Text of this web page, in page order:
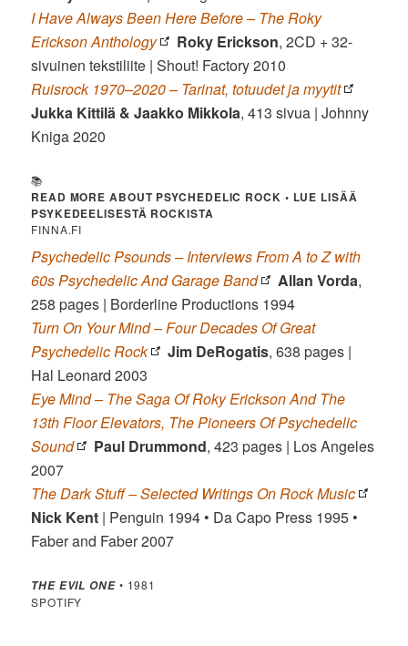
I Have Always Been Here Before – The Roky
Erickson Anthology
Roky Erickson, 2CD + 32-
sivuinen tekstiliite |Shout! Factory 2010
Ruisrock 1970–2020 – Tarinat, totuudet ja myytit
Jukka Kittilä & Jaakko Mikkola, 413 sivua | Johnny
Kniga 2020
📚
READ MORE ABOUT PSYCHEDELIC ROCK • LUE LISÄÄ
PSYKEDEELISESTÄ ROCKISTA
FINNA.FI
Psychedelic Psounds – Interviews From A to Z with
60s Psychedelic And Garage Band
Allan Vorda,
258 pages | Borderline Productions 1994
Turn On Your Mind – Four Decades Of Great
Psychedelic Rock
Jim DeRogatis, 638 pages |
Hal Leonard 2003
Eye Mind – The Saga Of Roky Erickson And The
13th Floor Elevators, The Pioneers Of Psychedelic
Sound
Paul Drummond, 423 pages | Los Angeles
2007
The Dark Stuff – Selected Writings On Rock Music
Nick Kent | Penguin 1994 • Da Capo Press 1995 •
Faber and Faber 2007
THE EVIL ONE• 1981
SPOTIFY